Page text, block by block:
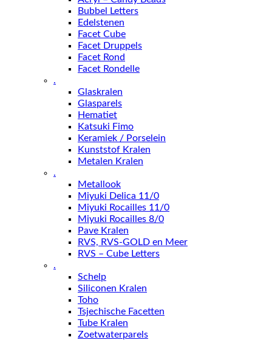
Bubbel Letters
Edelstenen
Facet Cube
Facet Druppels
Facet Rond
Facet Rondelle
.
Glaskralen
Glasparels
Hematiet
Katsuki Fimo
Keramiek / Porselein
Kunststof Kralen
Metalen Kralen
.
Metallook
Miyuki Delica 11/0
Miyuki Rocailles 11/0
Miyuki Rocailles 8/0
Pave Kralen
RVS, RVS-GOLD en Meer
RVS – Cube Letters
.
Schelp
Siliconen Kralen
Toho
Tsjechische Facetten
Tube Kralen
Zoetwaterparels